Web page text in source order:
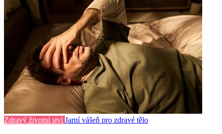
Zdravý životní styl Jarní vášeň pro zdravé tělo